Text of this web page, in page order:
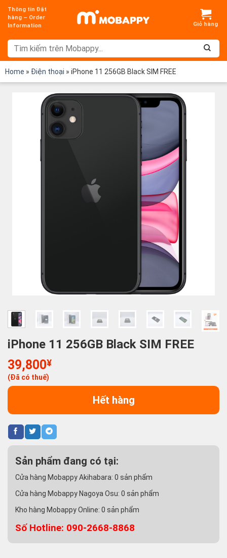
Chuyển
đến
dung
Thông tin Đặt
hàng – Order
Information
Home » Điện thoại » iPhone 11 256GB Black SIM FREE
iPhone 11 256GB Black SIM FREE
39,800¥
(Đã có thuế)
Hết hàng
Sản phẩm đang có tại:
Cửa hàng Mobappy Akihabara: 0 sản phẩm
Cửa hàng Mobappy Nagoya Osu: 0 sản phẩm
Kho hàng Mobappy Online: 0 sản phẩm
Số Hotline: 090-2668-8868